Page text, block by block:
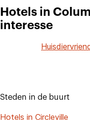
Hotels in
interesse
Steden in de buurt
Hotels in Circleville